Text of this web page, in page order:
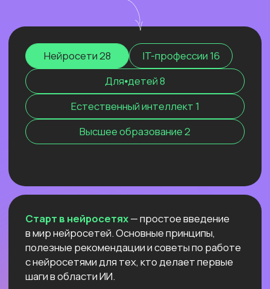
КАК ПОСТРОИТЬ ДОП.
ДОХОДА И ПОДСТРАХОВАТЬСЯ
ПОКА РЫНОК ТРУДА
ЛИХОРАДИТ?
в 2026 и раскроем данные нашего
большого исследования!
Узнать подробнее
Нейросети для профессий вне IT
инструменты для автоматизации, анализа
данных и повышения эффективности.
текстов и изображений до оптимизации
рутинных процессов.
Нейросети для разработки и IT
Нейросети для профессий вне IT